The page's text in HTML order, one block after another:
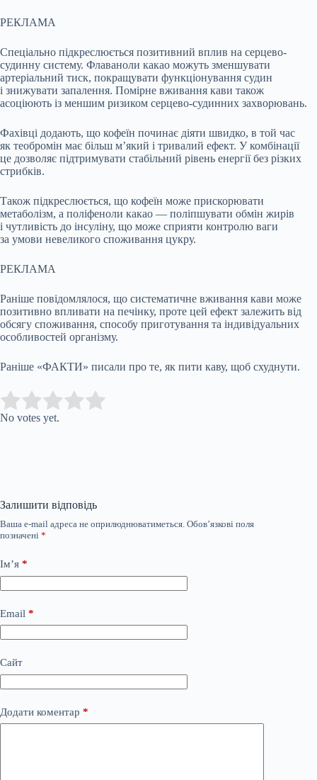
РЕКЛАМА
Спеціально підкреслюється позитивний вплив на серцево-
судинну систему. Флаваноли какао можуть зменшувати
артеріальний тиск, покращувати функціонування судин
і знижувати запалення. Помірне вживання кави також
асоціюють із меншим ризиком серцево-судинних захворювань.
Фахівці додають, що кофеїн починає діяти швидко, в той час
як теобромін має більш м’який і тривалий ефект. У комбінації
це дозволяє підтримувати стабільний рівень енергії без різких
стрибків.
Також підкреслюється, що кофеїн може прискорювати
метаболізм, а поліфеноли какао — поліпшувати обмін жирів
і чутливість до інсуліну, що може сприяти контролю ваги
за умови невеликого споживання цукру.
РЕКЛАМА
Раніше повідомлялося, що систематичне вживання кави може
позитивно впливати на печінку, проте цей ефект залежить від
обсягу споживання, способу приготування та індивідуальних
особливостей організму.
Раніше «ФАКТИ» писали про те, як пити каву, щоб схуднути.
Rate this item:
No votes yet.
Залишити відповідь
Ваша e-mail адреса не оприлюднюватиметься. Обов’язкові поля
позначені *
Ім’я *
Email *
Сайт
Додати коментар *